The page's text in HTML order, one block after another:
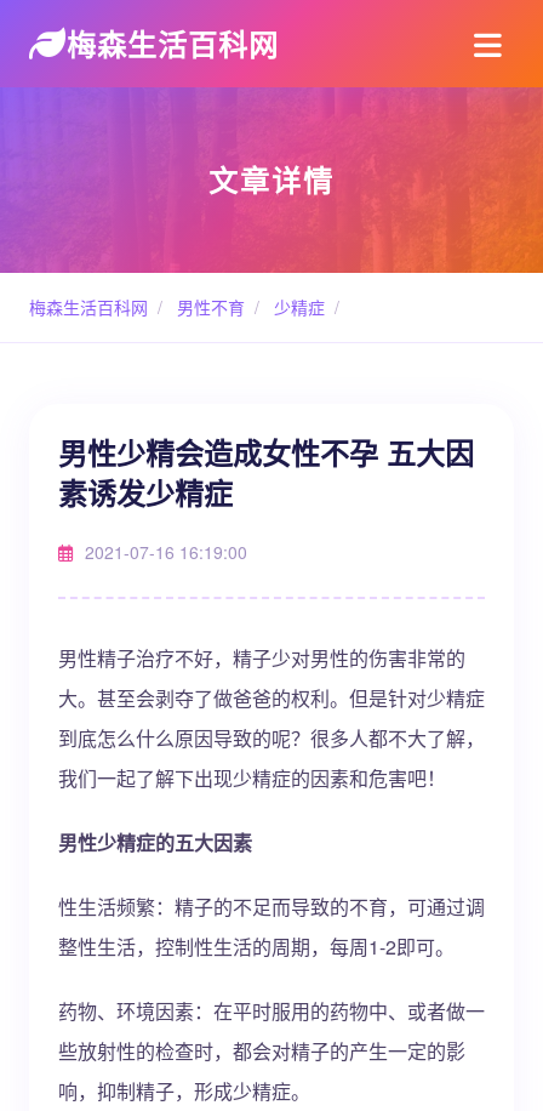
梅森生活百科网
文章详情
梅森生活百科网 / 男性不育 / 少精症 /
男性少精会造成女性不孕 五大因
素诱发少精症
2021-07-16 16:19:00
男性精子治疗不好，精子少对男性的伤害非常的
大。甚至会剥夺了做爸爸的权利。但是针对少精症
到底怎么什么原因导致的呢？很多人都不大了解，
我们一起了解下出现少精症的因素和危害吧！
男性少精症的五大因素
性生活频繁：精子的不足而导致的不育，可通过调
整性生活，控制性生活的周期，每周1-2即可。
药物、环境因素：在平时服用的药物中、或者做一
些放射性的检查时，都会对精子的产生一定的影
响，抑制精子，形成少精症。